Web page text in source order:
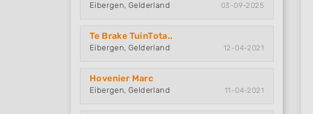
Eibergen, Gelderland 03-09-2025
Te Brake TuinTota..
Eibergen, Gelderland 12-04-2021
Hovenier Marc
Eibergen, Gelderland 11-04-2021